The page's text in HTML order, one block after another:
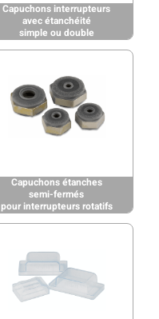
Capuchons interrupteurs
avec étanchéité
simple ou double
Capuchons étanches
semi-fermés
pour interrupteurs rotatifs